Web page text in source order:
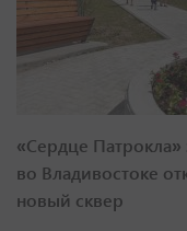
«Сердце Патрокла»
во Владивостоке
новый сквер